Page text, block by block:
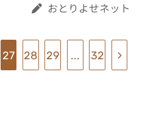
おとりよせネット
27 28 29 ... 32